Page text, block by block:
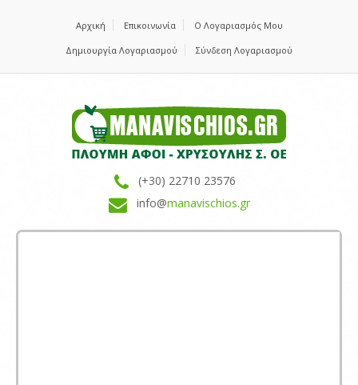
Αρχική Επικοινωνία Ο Λογαριασμός Μου
Δημιουργία Λογαριασμού Σύνδεση Λογαριασμού
(+30) 22710 23576
info@manavischios.gr